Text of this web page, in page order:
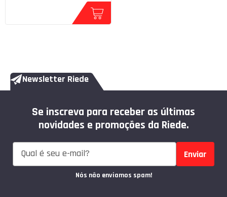
Newsletter Riede
Se inscreva para receber as últimas
novidades e promoções da Riede.
Enviar
Nós não enviamos spam!